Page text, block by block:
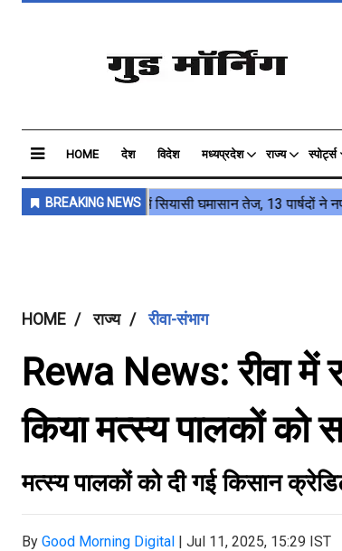
HOME देश विदेश मध्यप्रदेश राज्य स्पोर्ट्स
HOME राज्य रीवा-संभाग
Rewa News: रीवा में
किया मत्स्य पालकों को
मत्स्य पालकों को दी गई किसान
By Good Morning Digital | Jul 11, 2025, 15:29 IST